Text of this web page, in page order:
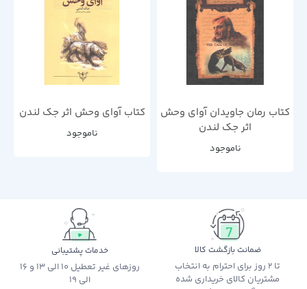
کتاب رمان ‌جاویدان آوای وحش
اثر جک لندن
ناموجود
کتاب آوای وحش اثر جک لندن
ناموجود
ضمانت بازگشت کالا
تا 2 روز برای احترام به انتخاب
مشتریان کالای خریداری شده
خدمات پشتیبانی
روزهای غیر تعطیل 10 الی 13 و 16
الی 19